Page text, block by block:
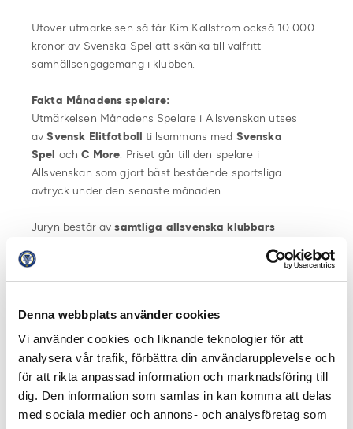
Denna webbplats använder cookies
Vi använder cookies och liknande teknologier för att
analysera vår trafik, förbättra din användarupplevelse och
för att rikta anpassad information och marknadsföring till
dig. Den information som samlas in kan komma att delas
med sociala medier och annons- och analysföretag som
Utöver utmärkelsen så får Kim Källström också 10 000
kronor av Svenska Spel att skänka till valfritt
samhällsengagemang i klubben.
Fakta Månadens spelare:
Utmärkelsen Månadens Spelare i Allsvenskan utses
avSvensk Elitfotboll tillsammans med Svenska
Spel ochC More. Priset går till den spelare i
Allsvenskan som gjort bäst bestående sportsliga
avtryck under den senaste månaden.
Juryn består avsamtliga allsvenska klubbars
Elitfotboll),
Anna Brolin(TV4 / C
More),Olof Lundh(TV4),Noa
ochPer Bohman (Aftonbladet).
Vinnaren får en check från Svenska Spel på 10 000
kronor där pengarna går till en av klubbens
samhällsengagemang. Vinnande spelare utses alltid i C
Mores första sändning av Fotbollssöndag eller
Fotbollsmåndag varje månad och presenteras också i